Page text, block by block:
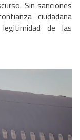
Sin sanciones
ciudadana
de las